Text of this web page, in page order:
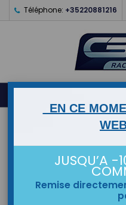
Téléphone: +35220881216
EN CE
JUSQU’A -
Remise